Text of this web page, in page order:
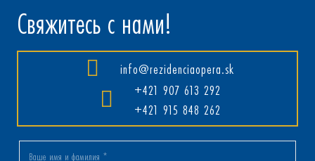
Свяжитесь с нами!
info@rezidenciaopera.sk
+421 907 613 292
+421 915 848 262